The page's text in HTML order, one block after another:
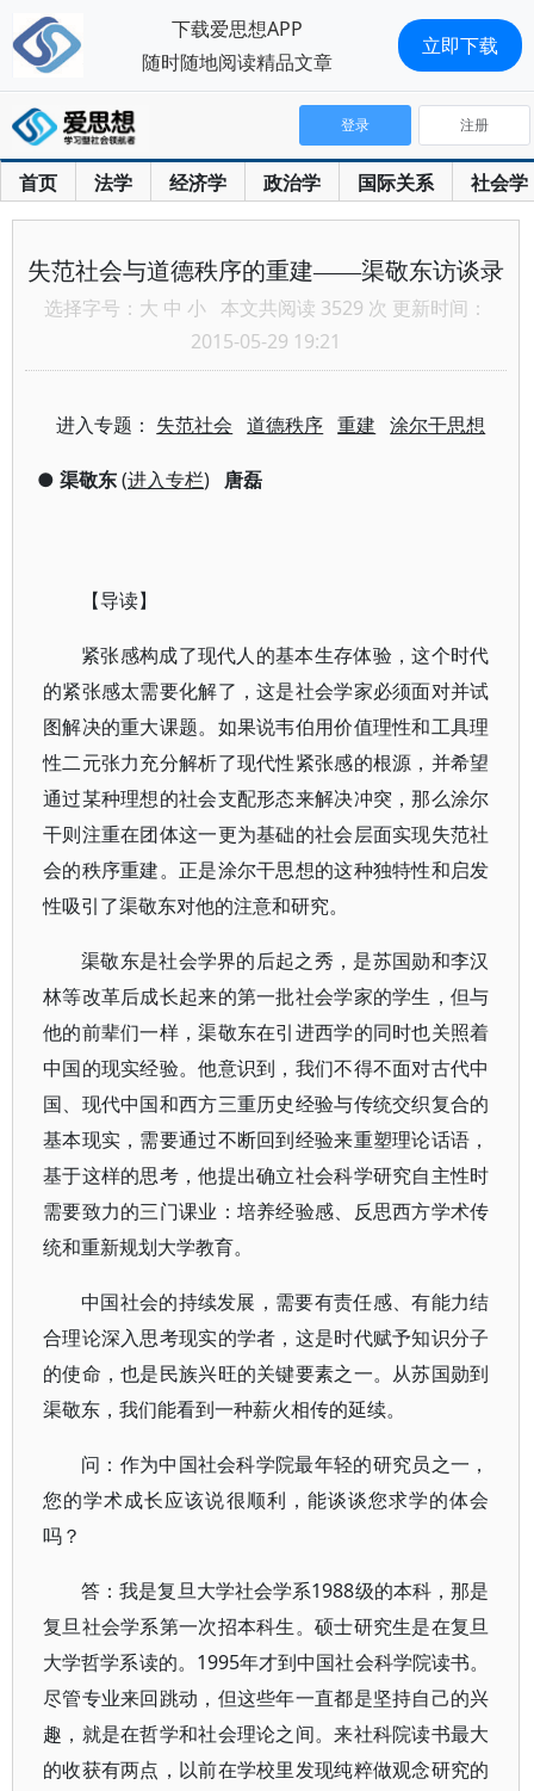
首页 法学 经济学 政治学 国际关系 社会学
登录 注册
失范社会与道德秩序的重建——渠敬东访谈录
选择字号： 大 中 小 本文共阅读 3529 次 更新时间：
2015-05-29 19:21
进入专题： 失范社会 道德秩序 重建 涂尔干思想
● 渠敬东(进入专栏) 唐磊
【导读】
紧张感构成了现代人的基本生存体验，这个时代
的紧张感太需要化解了，这是社会学家必须面对并试
图解决的重大课题。如果说韦伯用价值理性和工具理
性二元张力充分解析了现代性紧张感的根源，并希望
通过某种理想的社会支配形态来解决冲突，那么涂尔
干则注重在团体这一更为基础的社会层面实现失范社
会的秩序重建。正是涂尔干思想的这种独特性和启发
性吸引了渠敬东对他的注意和研究。
渠敬东是社会学界的后起之秀，是苏国勋和李汉
林等改革后成长起来的第一批社会学家的学生，但与
他的前辈们一样，渠敬东在引进西学的同时也关照着
中国的现实经验。他意识到，我们不得不面对古代中
国、现代中国和西方三重历史经验与传统交织复合的
基本现实，需要通过不断回到经验来重塑理论话语，
基于这样的思考，他提出确立社会科学研究自主性时
需要致力的三门课业：培养经验感、反思西方学术传
统和重新规划大学教育。
中国社会的持续发展，需要有责任感、有能力结
合理论深入思考现实的学者，这是时代赋予知识分子
的使命，也是民族兴旺的关键要素之一。从苏国勋到
渠敬东，我们能看到一种薪火相传的延续。
问：作为中国社会科学院最年轻的研究员之一，
您的学术成长应该说很顺利，能谈谈您求学的体会
吗？
答：我是复旦大学社会学系1988级的本科，那是
复旦社会学系第一次招本科生。硕士研究生是在复旦
大学哲学系读的。1995年才到中国社会科学院读书。
尽管专业来回跳动，但这些年一直都是坚持自己的兴
趣，就是在哲学和社会理论之间。来社科院读书最大
的收获有两点，以前在学校里发现纯粹做观念研究的
下载爱思想APP
随时随地阅读精品文章
立即下载